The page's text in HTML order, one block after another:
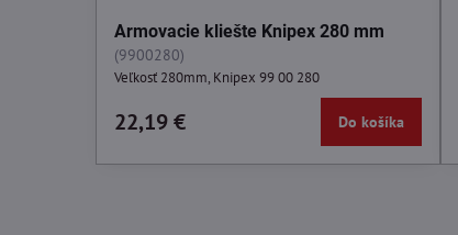
Armovacie kliešte Knipex 280 mm
(9900280)
Veľkosť 280mm, Knipex 99 00 280
22,19 € Do košíka